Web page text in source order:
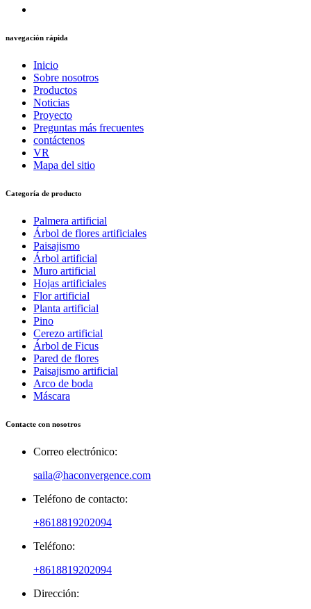
navegación rápida
Inicio
Sobre nosotros
Productos
Noticias
Proyecto
Preguntas más frecuentes
contáctenos
VR
Mapa del sitio
Categoría de producto
Palmera artificial
Árbol de flores artificiales
Paisajismo
Árbol artificial
Muro artificial
Hojas artificiales
Flor artificial
Planta artificial
Pino
Cerezo artificial
Árbol de Ficus
Pared de flores
Paisajismo artificial
Arco de boda
Máscara
Contacte con nosotros
Correo electrónico:
saila@haconvergence.com
Teléfono de contacto:
+8618819202094
Teléfono:
+8618819202094
Dirección: